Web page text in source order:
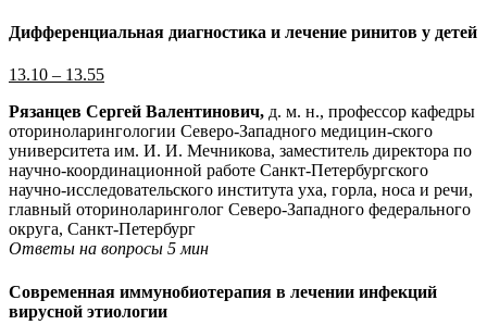
Дифференциальная диагностика и лечение ринитов у детей
13.10 – 13.55
Рязанцев Сергей Валентинович, д. м. н., профессор кафедры
оториноларингологии Северо-Западного медицин-ского
университета им. И. И. Мечникова, заместитель директора по
научно-координационной работе Санкт-Петербургского
научно-исследовательского института уха, горла, носа и речи,
главный оториноларинголог Северо-Западного федерального
округа, Санкт-Петербург
Ответы на вопросы 5 мин
Современная иммунобиотерапия в лечении инфекций
вирусной этиологии